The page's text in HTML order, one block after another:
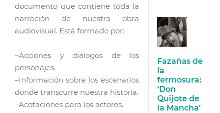
documento que contiene toda la
narración de nuestra obra
audiovisual. Está formado por:
–Acciones y diálogos de los
personajes.
–Información sobre los escenarios
donde transcurre nuestra historia.
–Acotaciones para los actores.
Fazañas de
la
fermosura:
‘Don
Quijote de
la Mancha’